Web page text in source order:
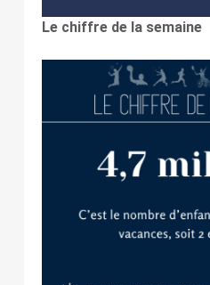
Le chiffre de la semaine